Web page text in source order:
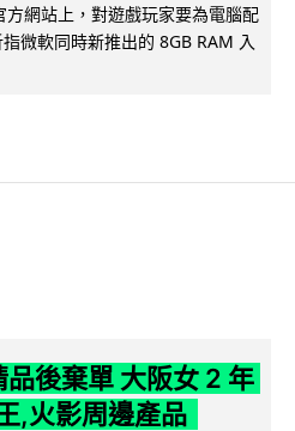
網站上，對遊戲玩家要為電腦配
微軟同時新推出的 8GB RAM 入
後棄單 大阪女 2 年
,火影周邊產品